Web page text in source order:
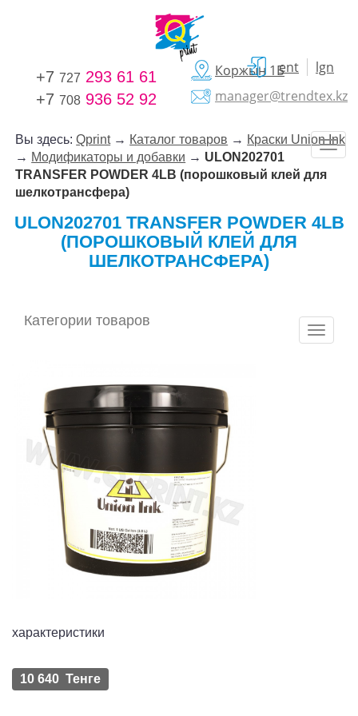
+7 727 293 61 61
+7 708 936 52 92
Коржын 1Б
manager@trendtex.kz
ent lgn
Вы здесь:Qprint→ Каталог товаров → Краски Union Ink
→ Модификаторы и добавки → ULON202701
TRANSFER POWDER 4LB (порошковый клей для
шелкотрансфера)
ULON202701 TRANSFER POWDER 4LB
(ПОРОШКОВЫЙ КЛЕЙ ДЛЯ
ШЕЛКОТРАНСФЕРА)
Категории товаров
характеристики
10 640 Тенге